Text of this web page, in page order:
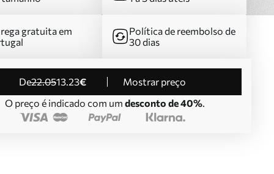
gratuita em
Política de reembolso de
30 dias
de22.0513.23€
Mostrar preço
O preço é indicado com um desconto de 40%.